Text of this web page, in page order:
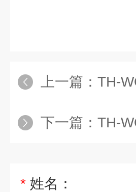
上一篇： TH-
下一篇： TH-
* 姓名：